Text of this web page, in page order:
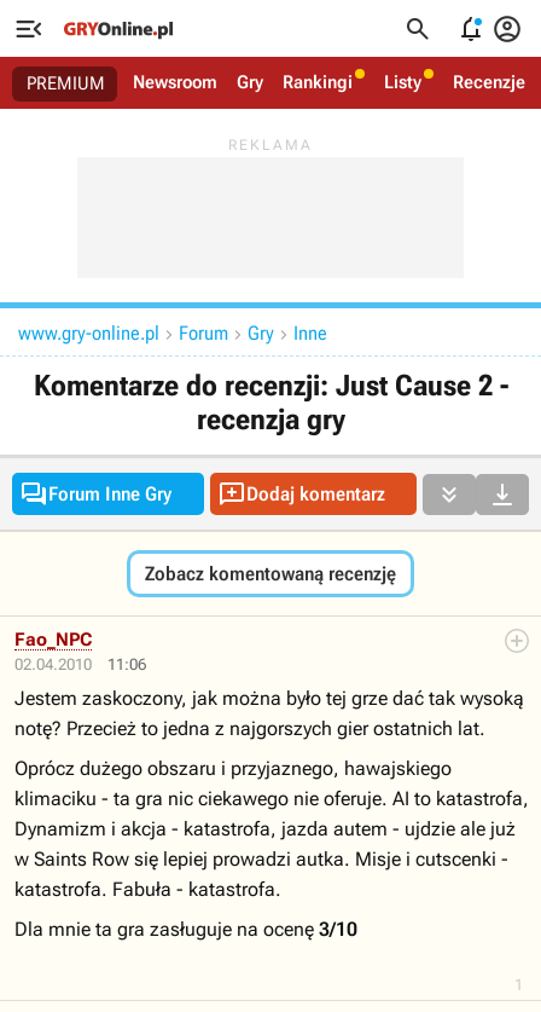
   
PREMIUM Newsroom Gry Rankingi Listy Recenzje
www.gry-online.pl  Forum  Gry  Inne
Komentarze do recenzji: Just Cause 2 -
recenzja gry
Forum Inne Gry Dodaj komentarz  
Zobacz komentowaną recenzję
02.04.2010 11:06
1
Fao_NPC
Jestem zaskoczony, jak można było tej grze dać tak wysoką
notę? Przecież to jedna z najgorszych gier ostatnich lat.
Oprócz dużego obszaru i przyjaznego, hawajskiego
klimaciku - ta gra nic ciekawego nie oferuje. AI to katastrofa,
Dynamizm i akcja - katastrofa, jazda autem - ujdzie ale już
w Saints Row się lepiej prowadzi autka. Misje i cutscenki -
katastrofa. Fabuła - katastrofa.
Dla mnie ta gra zasługuje na ocenę 3/10